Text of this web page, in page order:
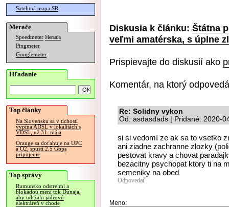
Satelitná mapa SR
Merače
Speedmeter Merania
Pingmeter
Googlemeter
Hľadanie
Top články
Na Slovensku sa v tichosti
vypína ADSL v lokalitách s
VDSL, už 31. mája
Orange sa doťahuje na UPC
a O2, spustí 2.5 Gbps
pripojenie
Top správy
Rumunsko odstrelmi a
blokádou mení tok Dunaja,
aby udržalo jadrovú
elektráreň v chode
Diskusia k článku: Štátna
veľmi amatérska, s úplne
Prispievajte do diskusií ako
Komentár, na ktorý
Re: Solidny vykon
Od: asdasdads | Pridané: 2020-
si si vedomí ze ak sa to vsetko
ani ziadne zachranne zlozky
pestovat kravy a chovat
bezacitny psychopat ktory ti na
semeniky na obed
Odpovedať
Meno: